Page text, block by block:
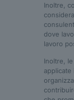
Inoltre,
dove
lavoro
Inoltre,
applicate